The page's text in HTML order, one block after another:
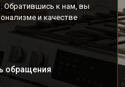
Обратившись к нам, вы
и качестве
обращения